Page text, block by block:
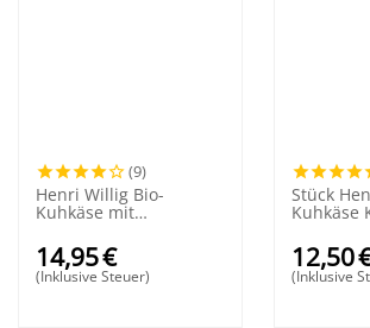
(9)
Henri Willig Bio-
Kuhkäse mit
14,95€
(Inklusive Steuer)
Stück
Kuhkäse
12,50
(Inklusive